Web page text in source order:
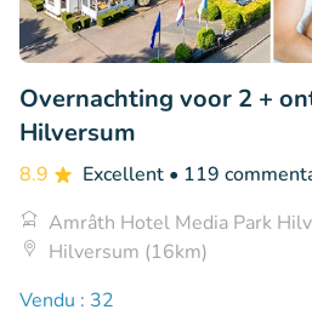
Overnachting voor 2 +
Hilversum
8.9 Excellent • 119
Amrâth Hotel Media Park
Hilversum (16km)
Vendu : 32